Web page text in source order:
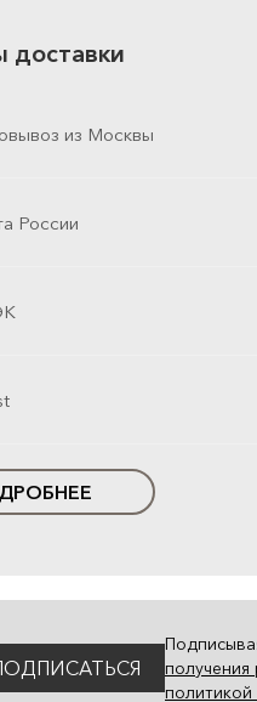
доставки
из Москвы
России